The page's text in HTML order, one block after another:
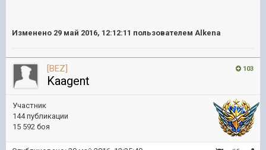
Изменено 29 май 2016, 12:12:11 пользователем Alkena
103
[BEZ]
Kaagent
Участник
144 публикации
15 592 боя